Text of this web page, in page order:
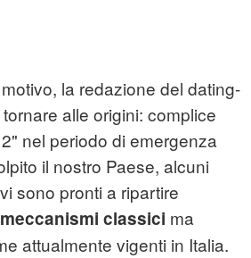
la redazione del dating-
alle origini: complice
nel periodo di emergenza
il nostro Paese, alcuni
sono pronti a ripartire
meccanismi classici ma
attualmente vigenti in Italia.